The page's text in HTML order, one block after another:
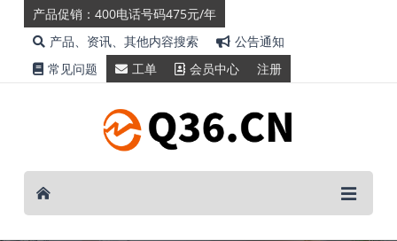
产品促销：400电话号码475元/年
产品、资讯、其他内容搜索
公告通知
常见问题
工单 会员中心 注册